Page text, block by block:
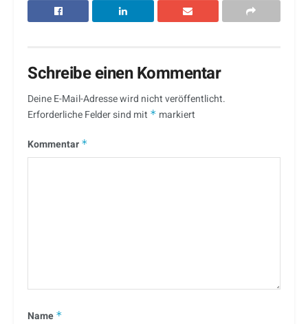
Schreibe einen Kommentar
Deine E-Mail-Adresse wird nicht veröffentlicht.
Erforderliche Felder sind mit * markiert
Kommentar *
Name *